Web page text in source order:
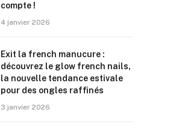
compte !
4 janvier 2026
Exit la french manucure :
découvrez le glow french nails,
la nouvelle tendance estivale
pour des ongles raffinés
3 janvier 2026